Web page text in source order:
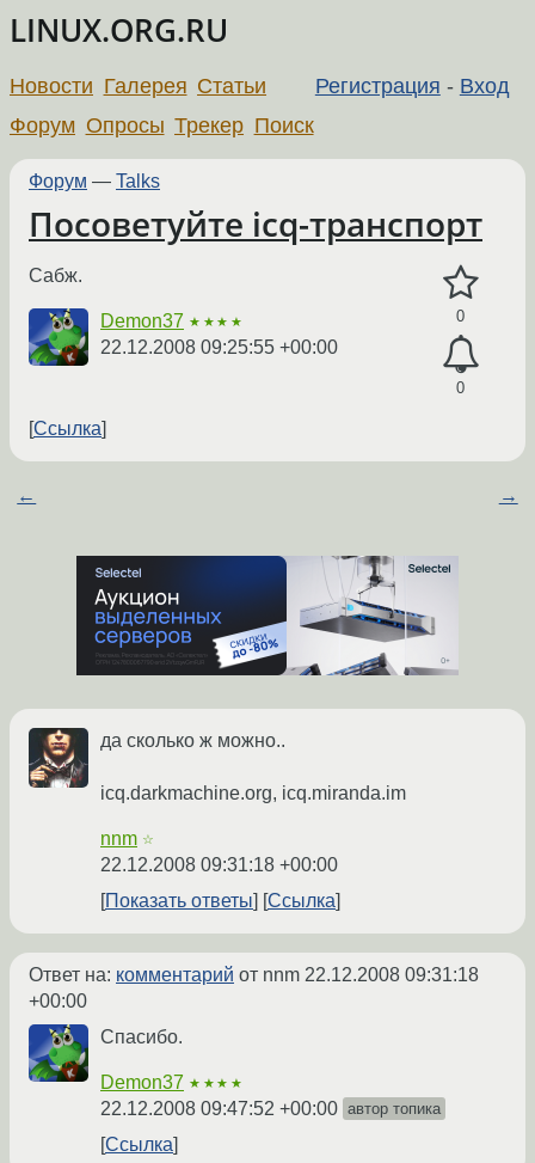
LINUX.ORG.RU
Регистрация - Вход
Новости Галерея Статьи
Форум Опросы Трекер Поиск
Форум — Talks
Посоветуйте icq-транспорт
0
0
Сабж.
Demon37 ★★★★
22.12.2008 09:25:55 +00:00
Ссылка
← →
да сколько ж можно..
icq.darkmachine.org, icq.miranda.im
nnm ☆
22.12.2008 09:31:18 +00:00
Показать ответы
Ссылка
Ответ на: комментарий от nnm 22.12.2008 09:31:18
+00:00
Спасибо.
Demon37 ★★★★
22.12.2008 09:47:52 +00:00 автор топика
Ссылка